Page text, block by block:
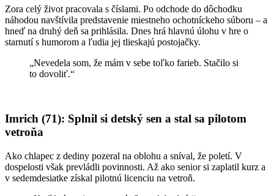
Zora celý život pracovala s číslami. Po odchode do dôchodku
náhodou navštívila predstavenie miestneho ochotníckeho súboru – a
hneď na druhý deň sa prihlásila. Dnes hrá hlavnú úlohu v hre o
starnutí s humorom a ľudia jej tlieskajú postojačky.
„Nevedela som, že mám v sebe toľko farieb. Stačilo si
to dovoliť.“
Imrich (71): Splnil si detský sen a stal sa pilotom
vetroňa
Ako chlapec z dediny pozeral na oblohu a sníval, že poletí. V
dospelosti však prevládli povinnosti. Až ako senior si zaplatil kurz a
v sedemdesiatke získal pilotnú licenciu na vetroň.